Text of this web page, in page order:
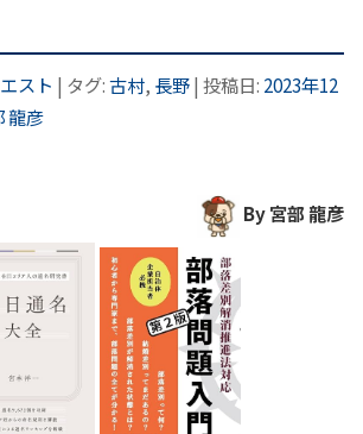
スト | タグ:古村, 長野| 投稿日: 2023年12
龍彦
By 宮部 龍彦